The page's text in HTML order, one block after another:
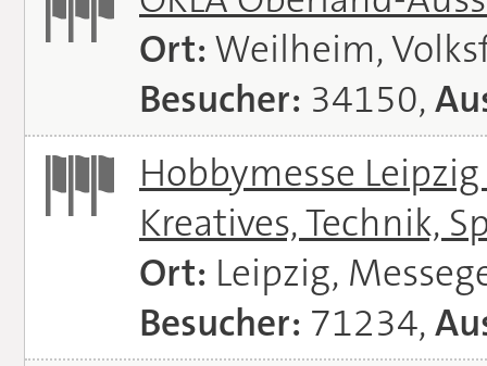
Ort: Weilheim,
Besucher: 34150,
Hobbymesse
Kreatives, Technik,
Ort: Leipzig,
Besucher: 71234,